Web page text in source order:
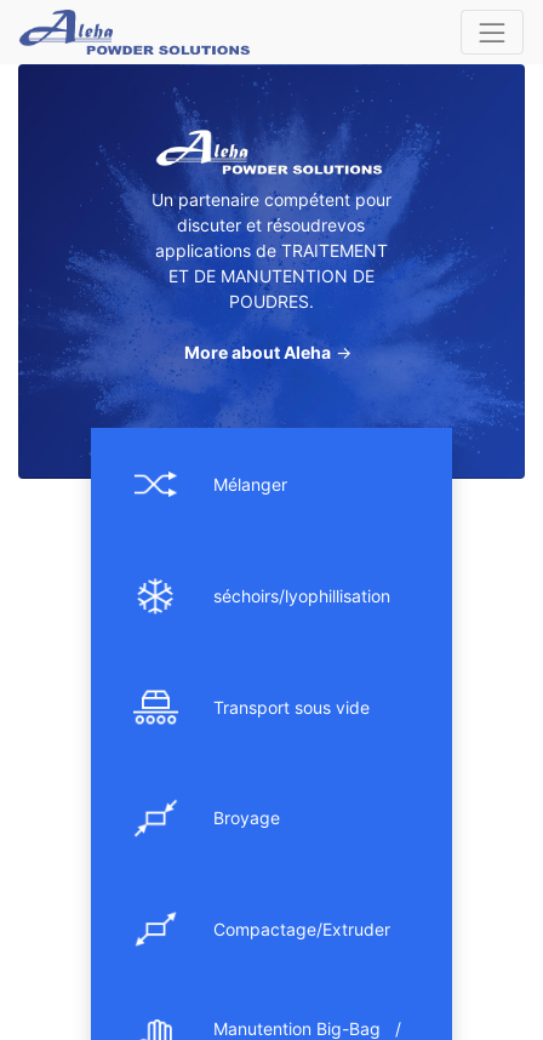
Un partenaire compétent pour
discuter et résoudrevos
applications de TRAITEMENT
ET DE MANUTENTION DE
POUDRES.
More about Aleha →
Mélanger
séchoirs/lyophillisation
Transport sous vide
Broyage
Compactage/Extruder
Manutention Big-Bag /